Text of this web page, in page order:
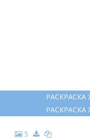
РАСКРАСКА
РАСКРАСКА
5